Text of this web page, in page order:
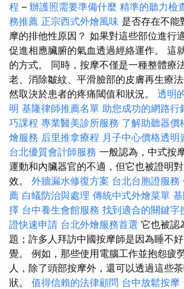
程 – 辦護照需要準備什麼 精準的聽力檢
務推薦 正宗西式外燴風味 是否存在不能
摩的排他性原因？ 如果對這些部位進行
促進相應臟腑的氣血透過經絡運作。 這
的方式。 同時，按摩不僅是一種整體療
老、消除皺紋、平滑臉部的皮膚再生療
然取決於患者的疼痛閾值和狀況。 透明
明 基隆律師推薦名單 助您成功的網路行
巧課程 專業醫美診所服務 了解助聽器價
燴服務 后里推拿療程 月子中心價格透明
台北優質會計師服務 一般認為，中式按
運動和內臟器官的不適，但它也被證明
效。 外牆漏水修復方案 台北台胞證服務
薦 白蟻防治與處理 傳統中式外燴菜單
擇 台中養生會館服務 找到適合的關鍵字
證快速申請 台北外燴服務首選 它也被認
題；許多人拜訪中國按摩師是因為睡不
覺。 例如，那些使用電腦工作並抱怨疲
人，除了頭部按摩外，還可以透過這些
狀。 值得信賴的法律顧問 台中放鬆按摩